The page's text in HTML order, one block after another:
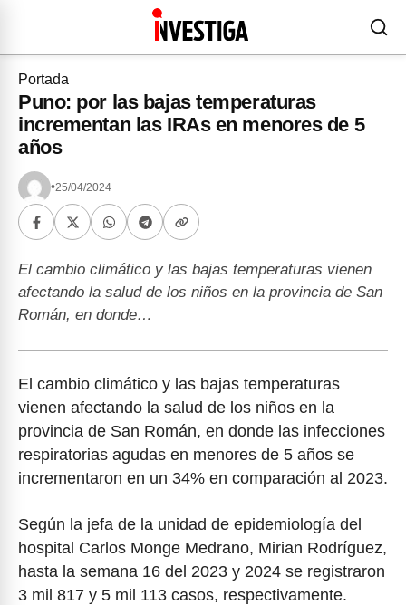
Portada
Puno: por las bajas temperaturas
incrementan las IRAs en menores de 5
años
•25/04/2024
El cambio climático y las bajas temperaturas vienen
afectando la salud de los niños en la provincia de San
Román, en donde…
El cambio climático y las bajas temperaturas
vienen afectando la salud de los niños en la
provincia de San Román, en donde las infecciones
respiratorias agudas en menores de 5 años se
incrementaron en un 34% en comparación al 2023.
Según la jefa de la unidad de epidemiología del
hospital Carlos Monge Medrano, Mirian Rodríguez,
hasta la semana 16 del 2023 y 2024 se registraron
3 mil 817 y 5 mil 113 casos, respectivamente.